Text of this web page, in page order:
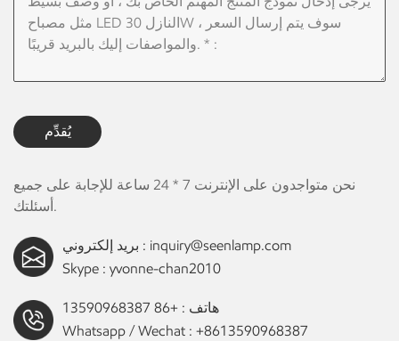
يُقدِّم
نحن متواجدون على الإنترنت 7 * 24 ساعة للإجابة على جميع
أسئلتك.
بريد إلكتروني : inquiry@seenlamp.com
Skype : yvonne-chan2010
هاتف :+86 13590968387
Whatsapp / Wechat : +8613590968387